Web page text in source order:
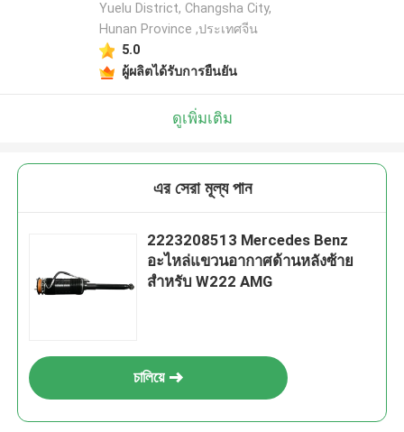
Yuelu District, Changsha City,
Hunan Province ,ประเทศจีน
5.0
ผู้ผลิตได้รับการยืนยัน
ดูเพิ่มเติม
এর সেরা মূল্য পান
2223208513 Mercedes Benz
อะไหล่แขวนอากาศด้านหลังซ้าย
สําหรับ W222 AMG
চালিয়ে